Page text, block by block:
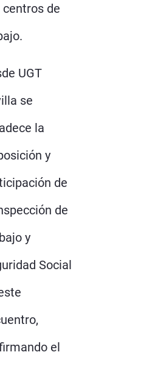
centros de
UGT
se
la
y
de
de
y
Social
el